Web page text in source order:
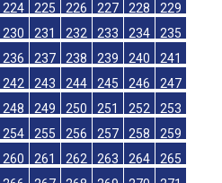
224
225 226 227 228
229
230
231 232 233 234
235
236
237 238 239 240
241
242
243 244 245 246
247
248
249 250 251 252
253
254
255 256 257 258
259
260
261 262 263 264
265